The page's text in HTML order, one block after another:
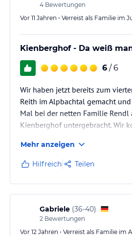
4 Bewertungen
Vor 11 Jahren • Verreist als Familie im
Kienberghof - Da weiß
6 / 6
Wir haben jetzt bereits zum
Reith im Alpbachtal gemacht
Mal bei der netten Familie Rendl
Kienberghof untergebracht. Wir
wunschlos glücklich und
Ferienwohnung ist bestens
absolut an nichts! Die netten
Ausflugstips und sind sehr, sehr
das Wohl ihrer Feriengäste
Jahr kann und wird es für uns nur
Mehr anzeigen
Hilfreich Teilen
Gabriele (36-40)
2 Bewertungen
Vor 12 Jahren • Verreist als Familie im